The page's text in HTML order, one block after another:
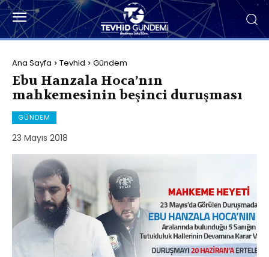
Ana Sayfa Tevhid Gündem
Ebu Hanzala Hoca’nın
mahkemesinin beşinci duruşması
GÜNDEM
23 Mayıs 2018